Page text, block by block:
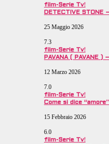
film-Serie Tv!
DETECTIVE STONE
25 Maggio 2026
7.3
film-Serie Tv!
PAVANA ( PAVANE )
12 Marzo 2026
7.0
film-Serie Tv!
Come si dice
15 Febbraio 2026
6.0
film-Serie Tv!